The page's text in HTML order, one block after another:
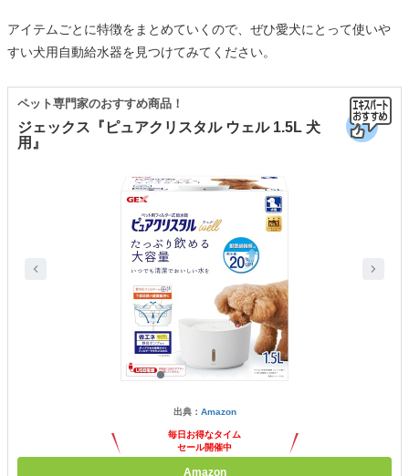
アイテムごとに特徴をまとめていくので、ぜひ愛犬にとって使いや
すい犬用自動給水器を見つけてみてください。
ジェックス『ピュアクリスタル ウェル 1.5L 犬
用』
ペット専門家のおすすめ商品！
出典： Amazon
毎日お得なタイム
セール開催中
Amazon